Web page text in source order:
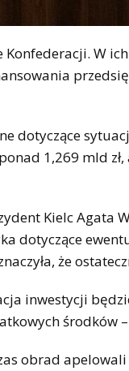
W
dotyczące
1,269 mld
Kielc Agata
dotyczące
że
inwestycji
środków
obrad